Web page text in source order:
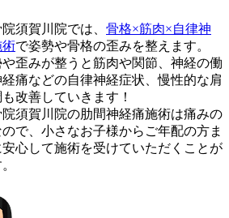
須賀川院では、 骨格×筋肉×自律神
術で姿勢や骨格の歪みを整えます。
歪みが整うと筋肉や関節、神経の働
痛などの自律神経症状、慢性的な肩
改善していきます！
須賀川院の肋間神経痛施術は痛みの
で、小さなお子様からご年配の方ま
安心して施術を受けていただくことが